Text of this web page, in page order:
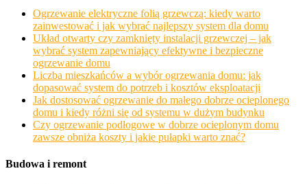
Ogrzewanie elektryczne folią grzewczą: kiedy warto
zainwestować i jak wybrać najlepszy system dla domu
Układ otwarty czy zamknięty instalacji grzewczej – jak
wybrać system zapewniający efektywne i bezpieczne
ogrzewanie domu
Liczba mieszkańców a wybór ogrzewania domu: jak
dopasować system do potrzeb i kosztów eksploatacji
Jak dostosować ogrzewanie do małego dobrze ocieplonego
domu i kiedy różni się od systemu w dużym budynku
Czy ogrzewanie podłogowe w dobrze ocieplonym domu
zawsze obniża koszty i jakie pułapki warto znać?
Budowa i remont